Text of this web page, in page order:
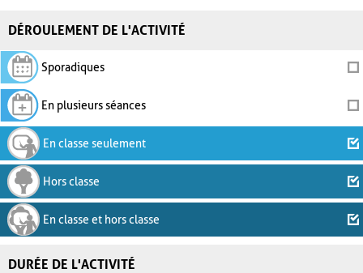
DÉROULEMENT DE L'ACTIVITÉ
Sporadiques
En plusieurs séances
En classe seulement
Hors classe
En classe et hors classe
DURÉE DE L'ACTIVITÉ